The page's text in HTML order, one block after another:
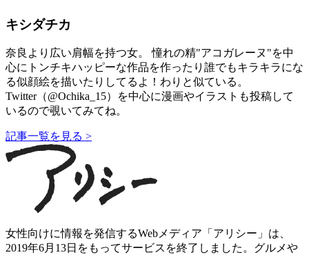
キシダチカ
奈良より広い肩幅を持つ女。 憧れの精"アコガレーヌ"を中
心にトンチキハッピーな作品を作ったり誰でもキラキラにな
る似顔絵を描いたりしてるよ！わりと似ている。
Twitter（@Ochika_15）を中心に漫画やイラストも投稿して
いるので覗いてみてね。
記事一覧を見る >
女性向けに情報を発信するWebメディア「アリシー」は、
2019年6月13日をもってサービスを終了しました。グルメや